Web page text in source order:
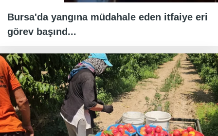
Bursa'da yangına müdahale eden itfaiye eri
görev başınd...